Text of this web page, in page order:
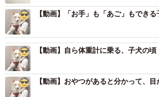
【動画】「お手」も「あご」もでき
【動画】自ら体重計に乗る、子犬の頃
【動画】おやつがあると分かって、目